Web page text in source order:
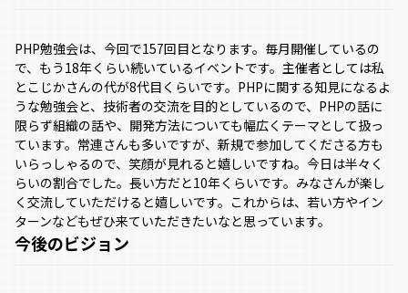
PHP勉強会は、今回で157回目となります。毎月開催しているの
で、もう18年くらい続いているイベントです。主催者としては私
とこじかさんの代が8代目くらいです。PHPに関する知見になるよ
うな勉強会と、技術者の交流を目的としているので、PHPの話に
限らず組織の話や、開発方法についても幅広くテーマとして扱っ
ています。常連さんも多いですが、新規で参加してくださる方も
いらっしゃるので、笑顔が見れると嬉しいですね。今日は半々く
らいの割合でした。長い方だと10年くらいです。みなさんが楽し
く交流していただけると嬉しいです。これからは、若い方やイン
ターンなどもぜひ来ていただきたいなと思っています。
今後のビジョン